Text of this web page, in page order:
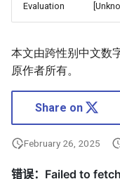
Evaluation
本文由跨性别中文数
原作者所有。
Share on
February 26, 2025